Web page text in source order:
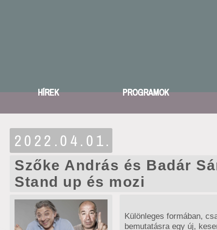
HÍREK PROGRAMOK
2022.04.01.
Szőke András és Badár
Stand up és mozi
Különleges formában,
bemutatásra egy új,